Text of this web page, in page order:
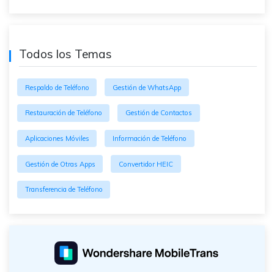
Todos los Temas
Respaldo de Teléfono Gestión de WhatsApp
Restauración de Teléfono Gestión de Contactos
Aplicaciones Móviles Información de Teléfono
Gestión de Otras Apps Convertidor HEIC
Transferencia de Teléfono